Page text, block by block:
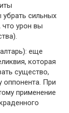
убрать сильных
урон вы
еще
которая
существо,
оппонента. При
применение